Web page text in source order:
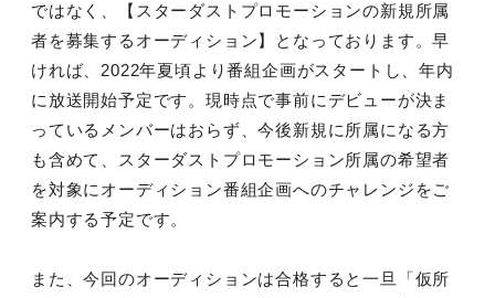
ではなく、【スターダストプロモーションの新規所属
者を募集するオーディション】となっております。早
ければ、2022年夏頃より番組企画がスタートし、年内
に放送開始予定です。現時点で事前にデビューが決ま
っているメンバーはおらず、今後新規に所属になる方
も含めて、スターダストプロモーション所属の希望者
を対象にオーディション番組企画へのチャレンジをご
案内する予定です。
また、今回のオーディションは合格すると一旦「仮所